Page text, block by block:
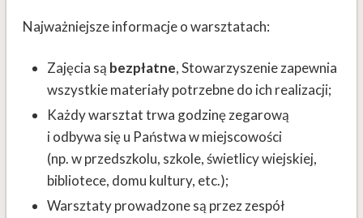
Najważniejsze informacje o warsztatach:
Zajęcia są bezpłatne, Stowarzyszenie zapewnia
wszystkie materiały potrzebne do ich realizacji;
Każdy warsztat trwa godzinę zegarową
i odbywa się u Państwa w miejscowości
(np. w przedszkolu, szkole, świetlicy wiejskiej,
bibliotece, domu kultury, etc.);
Warsztaty prowadzone są przez zespół